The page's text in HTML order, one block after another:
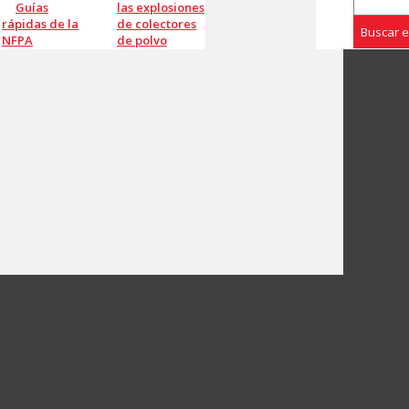
Guías
rápidas de la
NFPA
las explosiones
de colectores
de polvo
Buscar